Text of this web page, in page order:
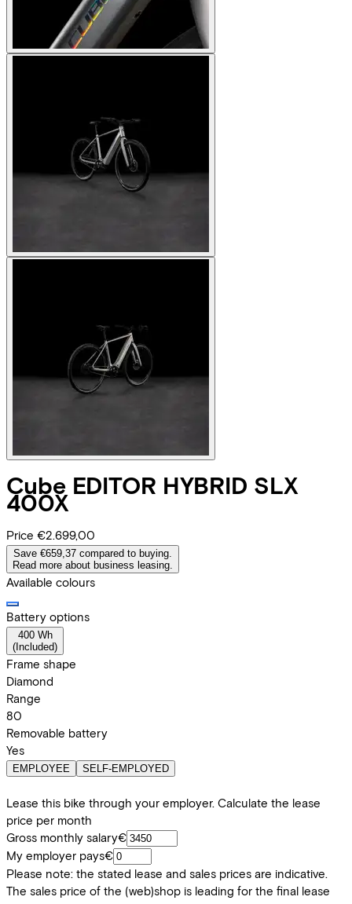
Cube EDITOR HYBRID SLX
400X
Price €2.699,00
Save €659,37 compared to buying.
Read more about business leasing.
Available colours
Battery options
400 Wh
( Included)
Frame shape
Diamond
Range
80
Removable battery
Yes
EMPLOYEE SELF-EMPLOYED
Lease this bike through your employer. Calculate the lease
price per month
Gross monthly salary€
My employer pays€
Please note: the stated lease and sales prices are indicative.
The sales price of the (web)shop is leading for the final lease